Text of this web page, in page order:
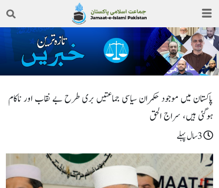
پاکستان میں موجود حکمران سیاسی جماعتیں بری طرح بے نقاب اور ناکام
ہوگئی ہیں، سراج الحق